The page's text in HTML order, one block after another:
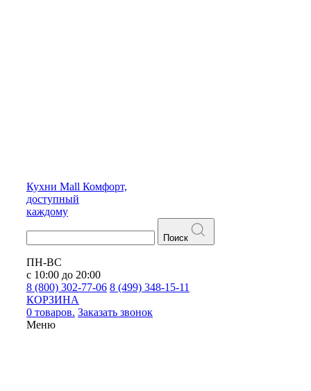
Кухни Mall Комфорт,
доступный
каждому
Поиск
ПН-ВС
с 10:00 до 20:00
8 (800) 302-77-06 8 (499) 348-15-11
КОРЗИНА
0 товаров. Заказать звонок
Меню